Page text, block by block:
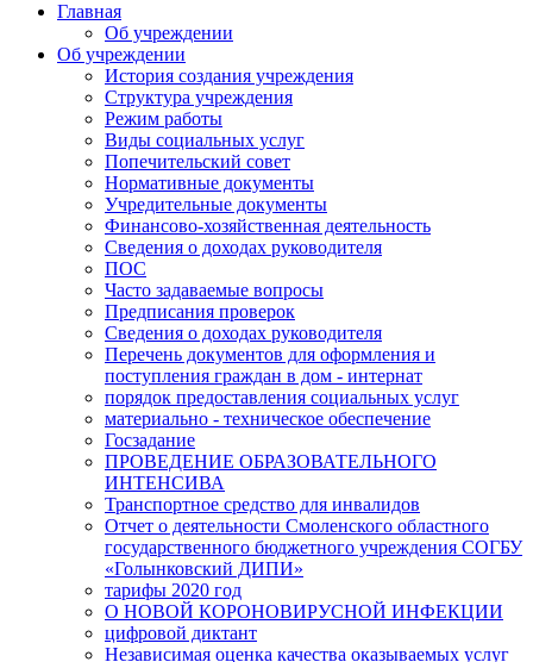
Главная
Об учреждении
Об учреждении
История создания учреждения
Структура учреждения
Режим работы
Виды социальных услуг
Попечительский совет
Нормативные документы
Учредительные документы
Финансово-хозяйственная деятельность
Сведения о доходах руководителя
ПОС
Часто задаваемые вопросы
Предписания проверок
Сведения о доходах руководителя
Перечень документов для оформления и
поступления граждан в дом - интернат
порядок предоставления социальных услуг
материально - техническое обеспечение
Госзадание
ПРОВЕДЕНИЕ ОБРАЗОВАТЕЛЬНОГО
ИНТЕНСИВА
Транспортное средство для инвалидов
Отчет о деятельности Смоленского областного
государственного бюджетного учреждения СОГБУ
«Голынковский ДИПИ»
тарифы 2020 год
О НОВОЙ КОРОНОВИРУСНОЙ ИНФЕКЦИИ
цифровой диктант
Независимая оценка качества оказываемых услуг